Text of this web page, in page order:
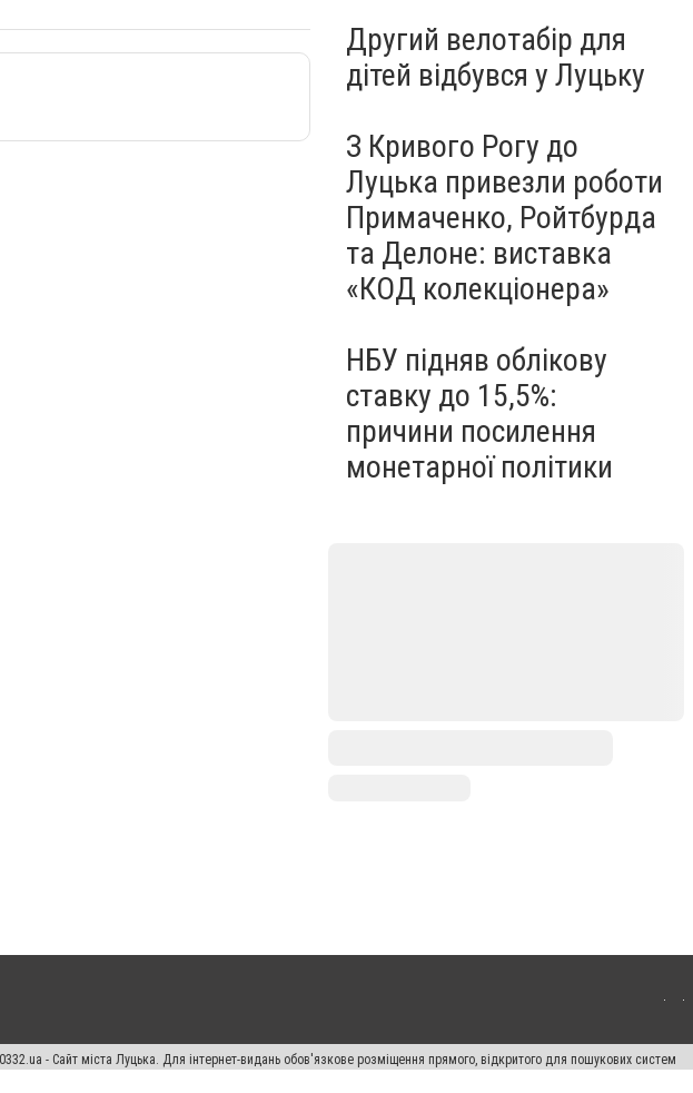
Другий велотабір для
дітей відбувся у Луцьку
З Кривого Рогу до
Луцька привезли роботи
Примаченко, Ройтбурда
та Делоне: виставка
«КОД колекціонера»
НБУ підняв облікову
ставку до 15,5%:
причини посилення
монетарної політики
- Сайт міста Луцька. Для інтернет-видань обов'язкове розміщення прямого, відкритого для пошукових систем